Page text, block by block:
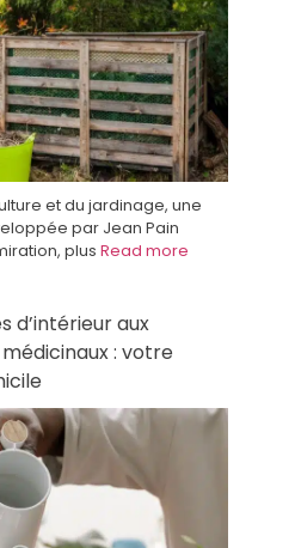
et du jardinage, une
par Jean Pain
plus Read more
d’intérieur aux
: votre